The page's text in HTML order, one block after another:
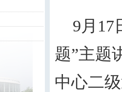
9月 17
题”主题
中心二